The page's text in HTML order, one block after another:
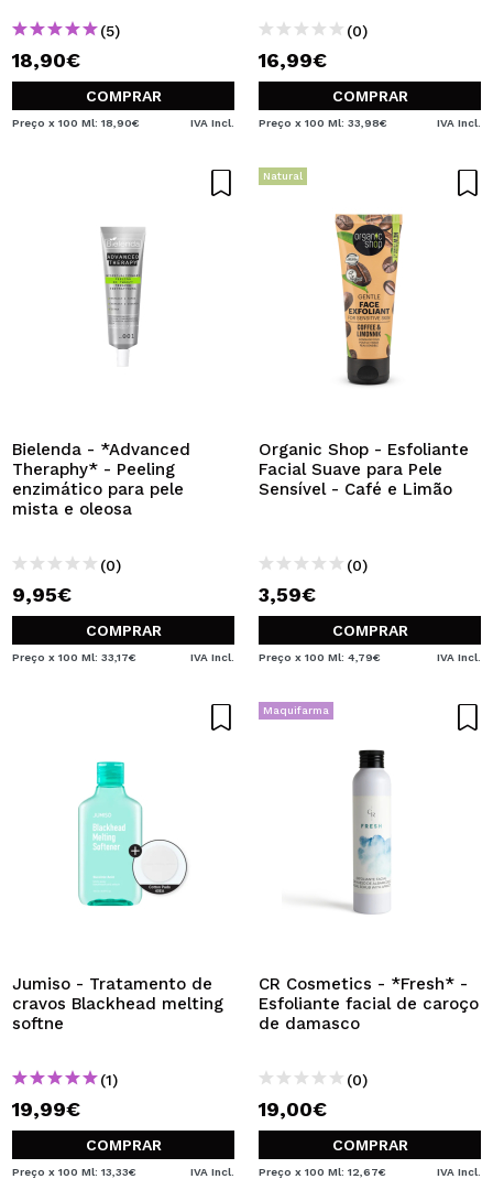
(5)
18,90€
COMPRAR
Preço x 100 Ml: 18,90€ IVA Incl.
(0)
16,99€
COMPRAR
Preço x 100 Ml: 33,98€ IVA Incl.
Bielenda - *Advanced
Theraphy* - Peeling
enzimático para pele
mista e oleosa
(0)
9,95€
COMPRAR
Preço x 100 Ml: 33,17€ IVA Incl.
Natural
Organic Shop - Esfoliante
Facial Suave para Pele
Sensível - Café e Limão
(0)
3,59€
COMPRAR
Preço x 100 Ml: 4,79€ IVA Incl.
Jumiso - Tratamento de
cravos Blackhead melting
softne
(1)
19,99€
COMPRAR
Preço x 100 Ml: 13,33€ IVA Incl.
Maquifarma
CR Cosmetics - *Fresh* -
Esfoliante facial de caroço
de damasco
(0)
19,00€
COMPRAR
Preço x 100 Ml: 12,67€ IVA Incl.